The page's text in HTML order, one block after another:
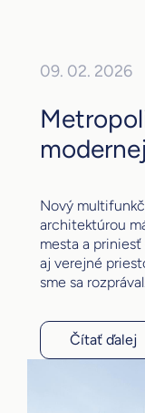
09. 02. 2026
Nový
architektúrou
mesta a
aj verejné
sme sa
Čítať ďalej